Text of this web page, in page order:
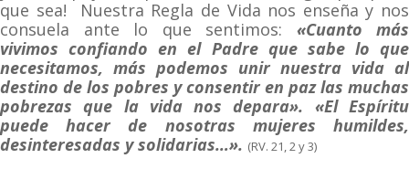
que sea! Nuestra Regla de Vida nos enseña y nos
consuela ante lo que sentimos: «Cuanto más
vivimos confiando en el Padre que sabe lo que
necesitamos, más podemos unir nuestra vida al
destino de los pobres y consentir en paz las muchas
pobrezas que la vida nos depara». «El Espíritu
puede hacer de nosotras mujeres humildes,
desinteresadas y solidarias…». (RV. 21, 2 y 3)